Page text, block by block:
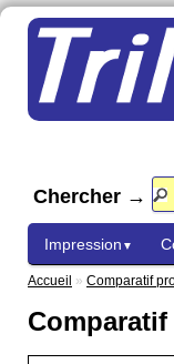
Chercher →
Impression ▼
Accueil » Comparatif